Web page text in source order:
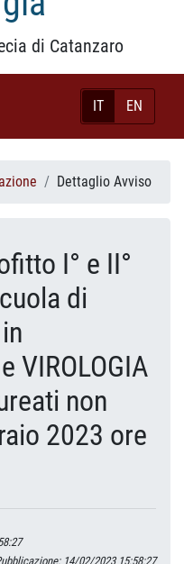
di Catanzaro
IT EN
Dettaglio Avviso
I° e II°
di
VIROLOGIA
non
2023 ore
14/02/2023 15:58:27